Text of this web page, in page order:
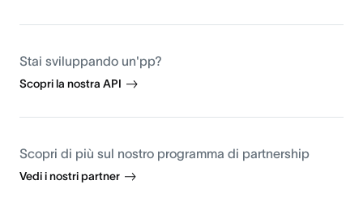
Stai sviluppando un'pp?
Scopri la nostra API
Scopri di più sul nostro programma di partnership
Vedi i nostri partner